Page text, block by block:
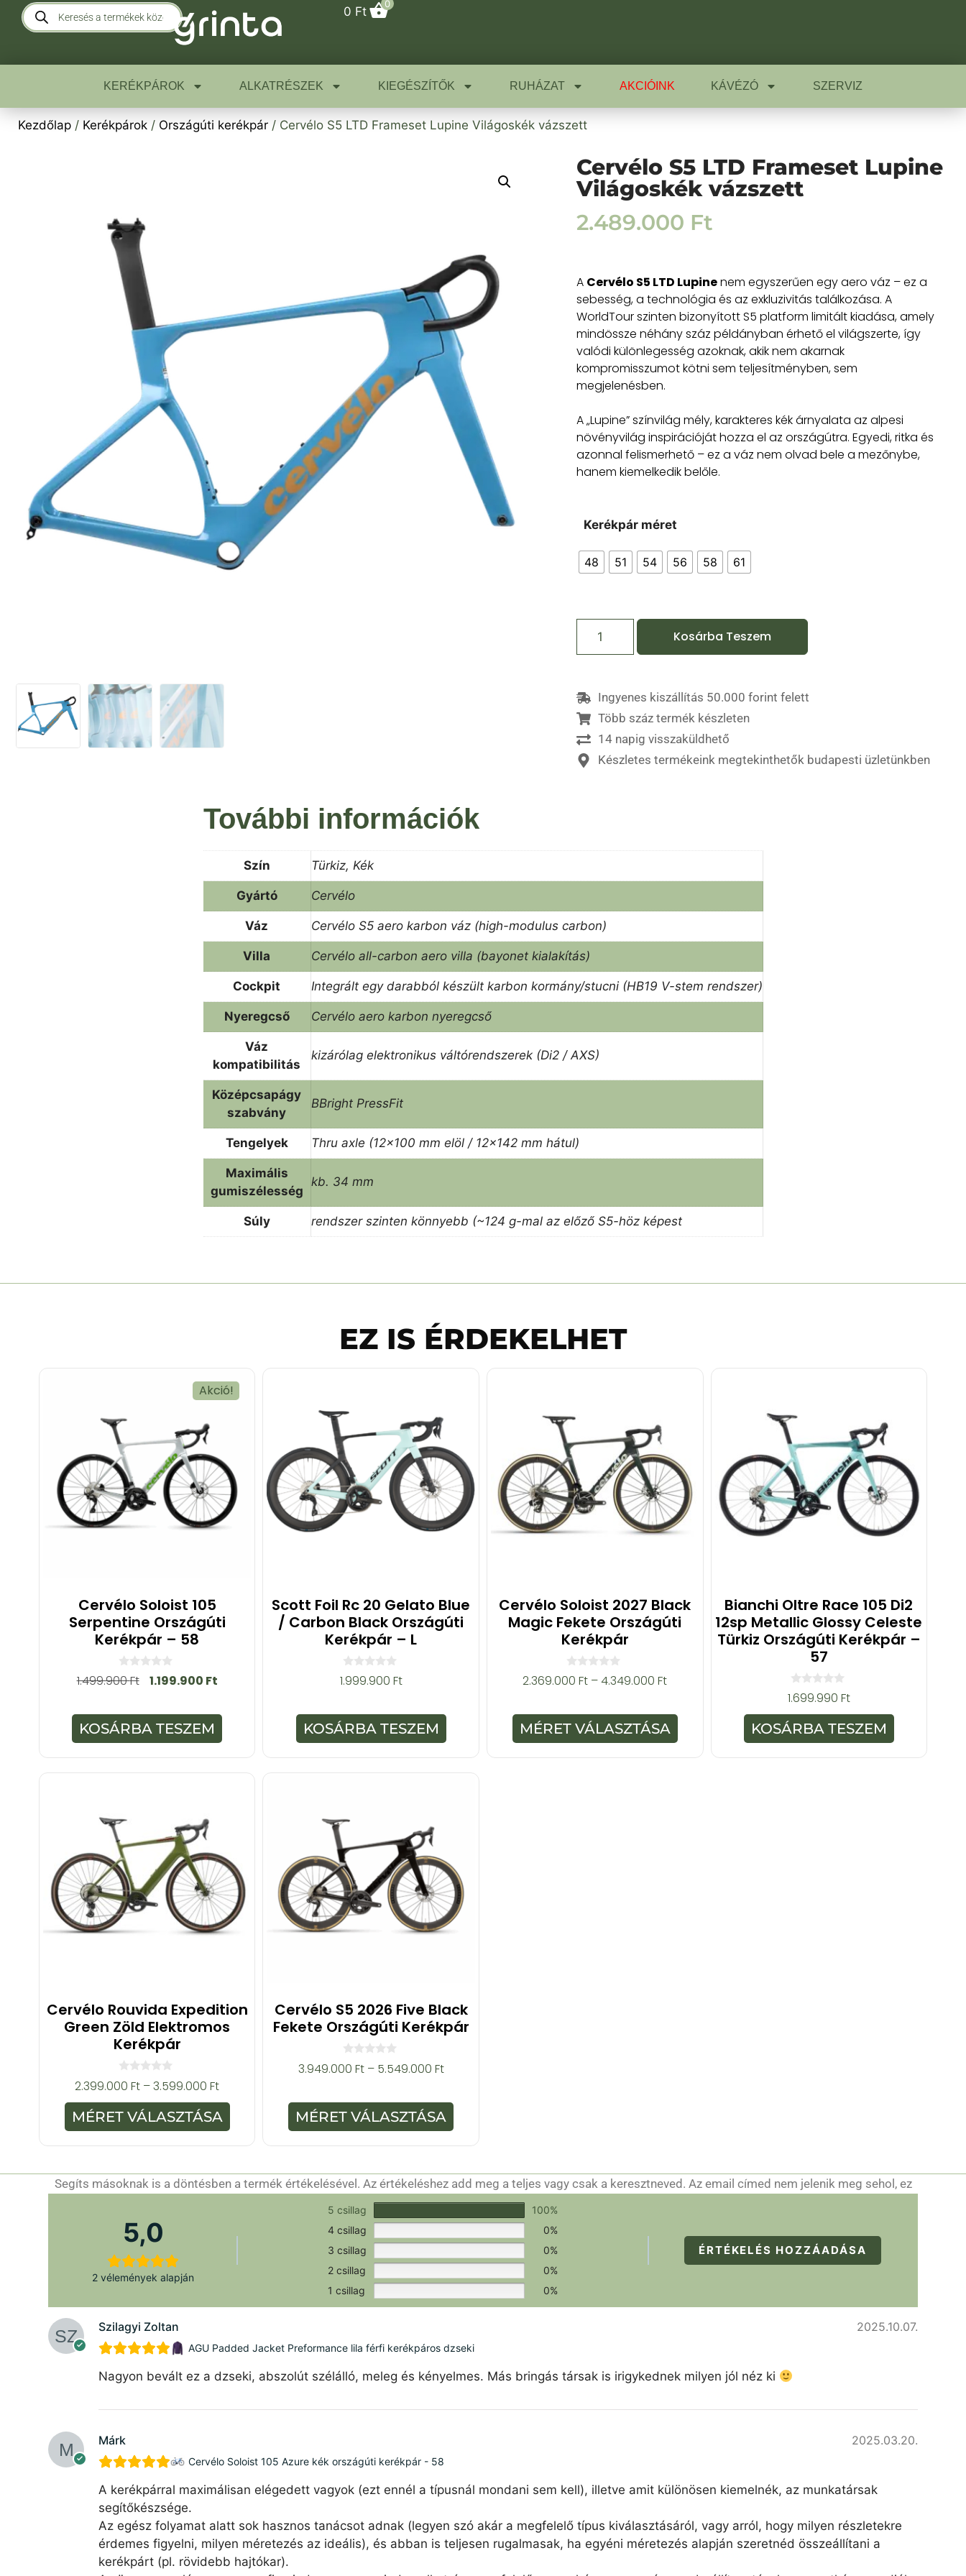
0 Ft
0
KERÉKPÁROK ALKATRÉSZEK KIEGÉSZÍTŐK RUHÁZAT AKCIÓINK KÁVÉZÓ SZERVIZ
Kezdőlap / Kerékpárok / Országúti kerékpár / Cervélo S5 LTD Frameset Lupine Világoskék vázszett
Cervélo S5 LTD Frameset Lupine
Világoskék vázszett
2.489.000 Ft
A Cervélo S5 LTD Lupinenem egyszerűen egy aero váz – ez a
sebesség, a technológia és az exkluzivitás találkozása. A
WorldTour szinten bizonyított S5 platform limitált kiadása, amely
mindössze néhány száz példányban érhető el világszerte, így
valódi különlegesség azoknak, akik nem akarnak
kompromisszumot kötni sem teljesítményben, sem
megjelenésben.
A „Lupine” színvilág mély, karakteres kék árnyalata az alpesi
növényvilág inspirációját hozza el az országútra. Egyedi, ritka és
azonnal felismerhető – ez a váz nem olvad bele a mezőnybe,
hanem kiemelkedik belőle.
Kerékpár méret
48 51 54 56 58 61
Kosárba Teszem
Ingyenes kiszállítás 50.000 forint felett
Több száz termék készleten
14 napig visszaküldhető
Készletes termékeink megtekinthetők budapesti üzletünkben
További információk
Szín Türkiz, Kék
Gyártó Cervélo
Váz Cervélo S5 aero karbon váz (high-modulus carbon)
Villa Cervélo all-carbon aero villa (bayonet kialakítás)
Cockpit Integrált egy darabból készült karbon kormány/stucni (HB19 V-stem rendszer)
Nyeregcső Cervélo aero karbon nyeregcső
Váz
kompatibilitás
kizárólag elektronikus váltórendszerek (Di2 / AXS)
Középcsapágy
szabvány
BBright PressFit
Tengelyek Thru axle (12×100 mm elöl / 12×142 mm hátul)
Maximális
gumiszélesség
kb. 34 mm
Súly rendszer szinten könnyebb (~124 g-mal az előző S5-höz képest
EZ IS ÉRDEKELHET
Akció!
Cervélo Soloist 105
Serpentine Országúti
Kerékpár – 58
0
a
-
b
ő
l
1.499.900Ft 1.199.900 Ft
KOSÁRBA TESZEM
Scott Foil Rc 20 Gelato Blue
/ Carbon Black Országúti
Kerékpár – L
0
a
-
b
ő
l
1.999.900 Ft
KOSÁRBA TESZEM
Cervélo Soloist 2027 Black
Magic Fekete Országúti
Kerékpár
0
a
-
b
ő
l
2.369.000Ft –4.349.000Ft
MÉRET VÁLASZTÁSA
Bianchi Oltre Race 105 Di2
12sp Metallic Glossy Celeste
Türkiz Országúti Kerékpár –
57
0
a
z
5
-
b
1.699.990 Ft
KOSÁRBA TESZEM
Cervélo Rouvida Expedition
Green Zöld Elektromos
Kerékpár
0
a
z
5
-
b
2.399.000Ft –3.599.000Ft
MÉRET VÁLASZTÁSA
Cervélo S5 2026 Five Black
Fekete Országúti Kerékpár
0
a
-
b
ő
l
3.949.000 Ft – 5.549.000 Ft
MÉRET VÁLASZTÁSA
Értékeld a terméket!
Segíts másoknak is a döntésben a termék értékelésével. Az értékeléshez add meg a teljes vagy csak a keresztneved. Az email címed nem jelenik meg sehol, ez
csak a hitelesítéshez szükséges.
5,0
2 vélemények alapján
5 csillag
100%
4 csillag
0%
3 csillag
0%
2 csillag
0%
1 csillag
0%
ÉRTÉKELÉS HOZZÁADÁSA
Szilagyi Zoltan 2025.10.07.
AGU Padded Jacket Preformance lila férfi kerékpáros dzseki
Nagyon bevált ez a dzseki, abszolút szélálló, meleg és kényelmes. Más bringás társak is irigykednek milyen jól néz ki
Márk 2025.03.20.
Cervélo Soloist 105 Azure kék országúti kerékpár - 58
A kerékpárral maximálisan elégedett vagyok (ezt ennél a típusnál mondani sem kell), illetve amit különösen kiemelnék, az munkatársak
segítőkészsége.
Az egész folyamat alatt sok hasznos tanácsot adnak (legyen szó akár a megfelelő típus kiválasztásáról, vagy arról, hogy milyen részletekre
érdemes figyelni, milyen méretezés az ideális), és abban is teljesen rugalmasak, ha egyéni méretezés alapján szeretnéd összeállítani a
kerékpárt (pl. rövidebb hajtókar).